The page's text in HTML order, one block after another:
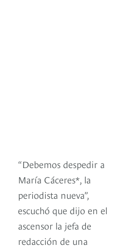
“Debemos despedir a
María Cáceres*, la
periodista nueva”,
escuchó que dijo en el
ascensor la jefa de
redacción de una